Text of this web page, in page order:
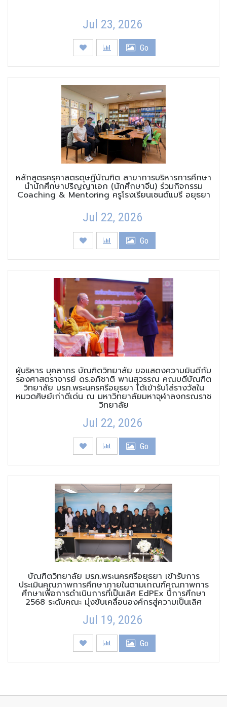
Jul 23, 2026
Go
หลักสูตรครุศาสตรดุษฎีบัณฑิต สาขาการบริหารการศึกษา
นำนักศึกษาปริญญาเอก (นักศึกษาจีน) ร่วมกิจกรรม
Coaching & Mentoring ครูโรงเรียนเซนต์แมรี อยุธยา
Jul 22, 2026
Go
ผู้บริหาร บุคลากร บัณฑิตวิทยาลัย ขอแสดงความยินดีกับ
รองศาสตราจารย์ ดร.อภิชาติ พานสุวรรณ คณบดีบัณฑิต
วิทยาลัย มรภ.พระนครศรีอยุธยา ได้เข้ารับโล่รางวัลใน
หมวดศิษย์เก่าดีเด่น ณ มหาวิทยาลัยมหาจุฬาลงกรณราช
วิทยาลัย
Jul 22, 2026
Go
บัณฑิตวิทยาลัย มรภ.พระนครศรีอยุธยา เข้ารับการ
ประเมินคุณภาพการศึกษาภายในตามเกณฑ์คุณภาพการ
ศึกษาเพื่อการดำเนินการที่เป็นเลิศ EdPEx ปีการศึกษา
2568 ระดับคณะ มุ่งขับเคลื่อนองค์กรสู่ความเป็นเลิศ
Jul 19, 2026
Go